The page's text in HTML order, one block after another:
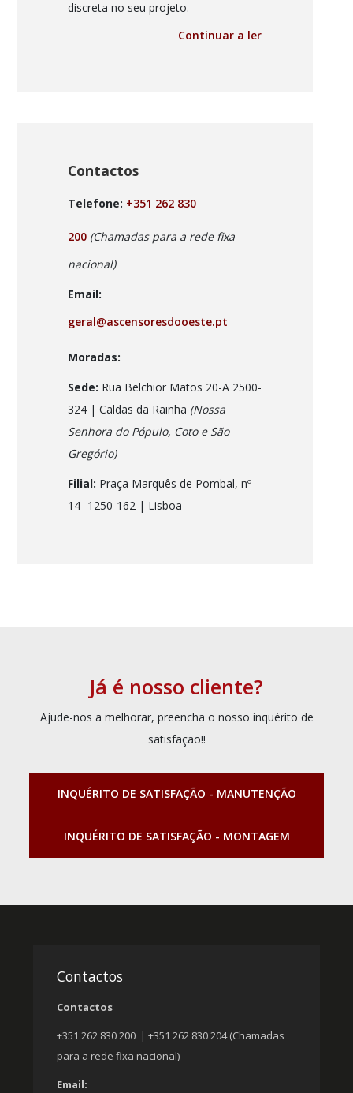
discreta no seu projeto.
Continuar a ler
Contactos
Telefone: +351 262 830
200 (Chamadas para a rede fixa
nacional)
Email:
geral@ascensoresdooeste.pt
Moradas:
Sede: Rua Belchior Matos 20-A 2500-
324 | Caldas da Rainha (Nossa
Senhora do Pópulo, Coto e São
Gregório)
Filial: Praça Marquês de Pombal, nº
14- 1250-162 | Lisboa
Já é nosso cliente?
Ajude-nos a melhorar, preencha o nosso inquérito de
satisfação!!
INQUÉRITO DE SATISFAÇÃO - MANUTENÇÃO
INQUÉRITO DE SATISFAÇÃO - MONTAGEM
Contactos
Contactos
+351 262 830 200 | +351 262 830 204 (Chamadas
para a rede fixa nacional)
Email: